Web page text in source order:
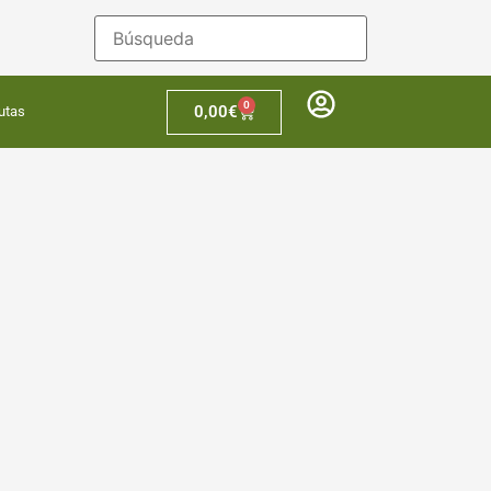
0,00€ 0